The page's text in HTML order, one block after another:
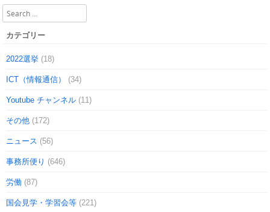
Search
カテゴリー
2022選挙 (18)
ICT（情報通信） (34)
Youtube チャンネル (11)
その他 (172)
ニュース (56)
事務所便り (646)
労働 (87)
国会見学・学習会等 (221)